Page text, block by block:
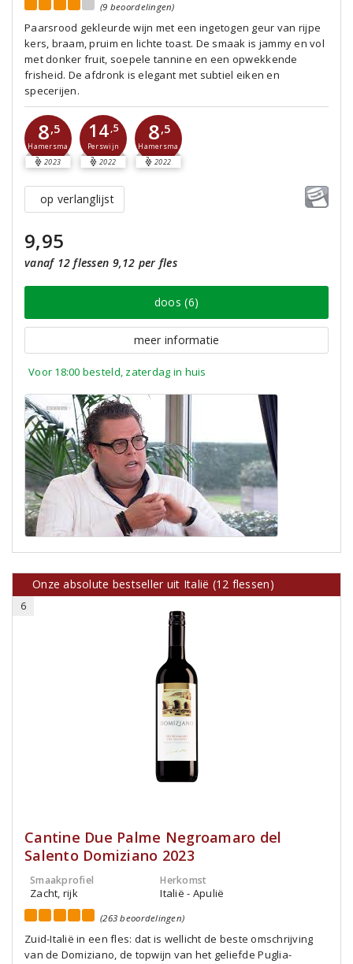
(9 beoordelingen)
Paarsrood gekleurde wijn met een ingetogen geur van rijpe
kers, braam, pruim en lichte toast. De smaak is jammy en vol
met donker fruit, soepele tannine en een opwekkende
frisheid. De afdronk is elegant met subtiel eiken en
specerijen.
8,5
Hamersma
2023
14,5
Perswijn
2022
8,5
Hamersma
2022
op verlanglijst
9,95
vanaf 12 flessen 9,12 per fles
doos (6)
meer informatie
Voor 18:00 besteld, zaterdag in huis
Onze absolute bestseller uit Italië (12 flessen)
6
Cantine Due Palme Negroamaro del
Salento Domiziano 2023
Smaakprofiel
Zacht, rijk
Herkomst
Italië - Apulië
(263 beoordelingen)
Zuid-Italië in een fles: dat is wellicht de beste omschrijving
van de Domiziano, de topwijn van het geliefde Puglia-